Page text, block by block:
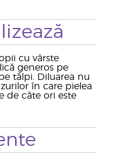
cu vârste
generos pe
tălpi. Diluarea nu
în care pielea
de câte ori este